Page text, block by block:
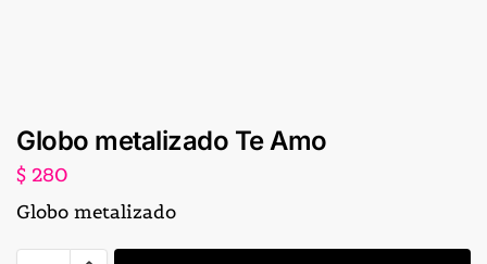
Globo metalizado Te Amo
$ 280
Globo metalizado